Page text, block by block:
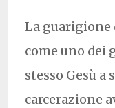
La guarigione
come uno dei
stesso Gesù
carcerazione